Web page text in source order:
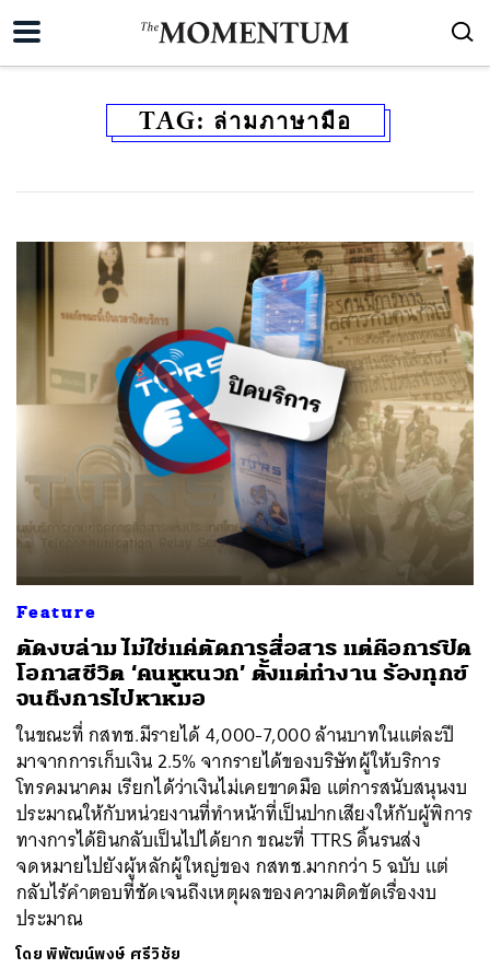
TAG: ล่ามภาษามือ
Feature
ตัดงบล่าม ไม่ใช่แค่ตัดการสื่อสาร แต่คือการปิด
โอกาสชีวิต ‘คนหูหนวก’ ตั้งแต่ทำงาน ร้องทุกข์
จนถึงการไปหาหมอ
ในขณะที่ กสทช.มีรายได้ 4,000-7,000 ล้านบาทในแต่ละปี
มาจากการเก็บเงิน 2.5% จากรายได้ของบริษัทผู้ให้บริการ
โทรคมนาคม เรียกได้ว่าเงินไม่เคยขาดมือ แต่การสนับสนุนงบ
ประมาณให้กับหน่วยงานที่ทำหน้าที่เป็นปากเสียงให้กับผู้พิการ
ทางการได้ยินกลับเป็นไปได้ยาก ขณะที่ TTRS ดิ้นรนส่ง
จดหมายไปยังผู้หลักผู้ใหญ่ของ กสทช.มากกว่า 5 ฉบับ แต่
กลับไร้คำตอบที่ชัดเจนถึงเหตุผลของความติดขัดเรื่องงบ
ประมาณ​
โดยพิพัฒน์พงษ์ ศรีวิชัย
SHARE TWEET LINE EMAIL